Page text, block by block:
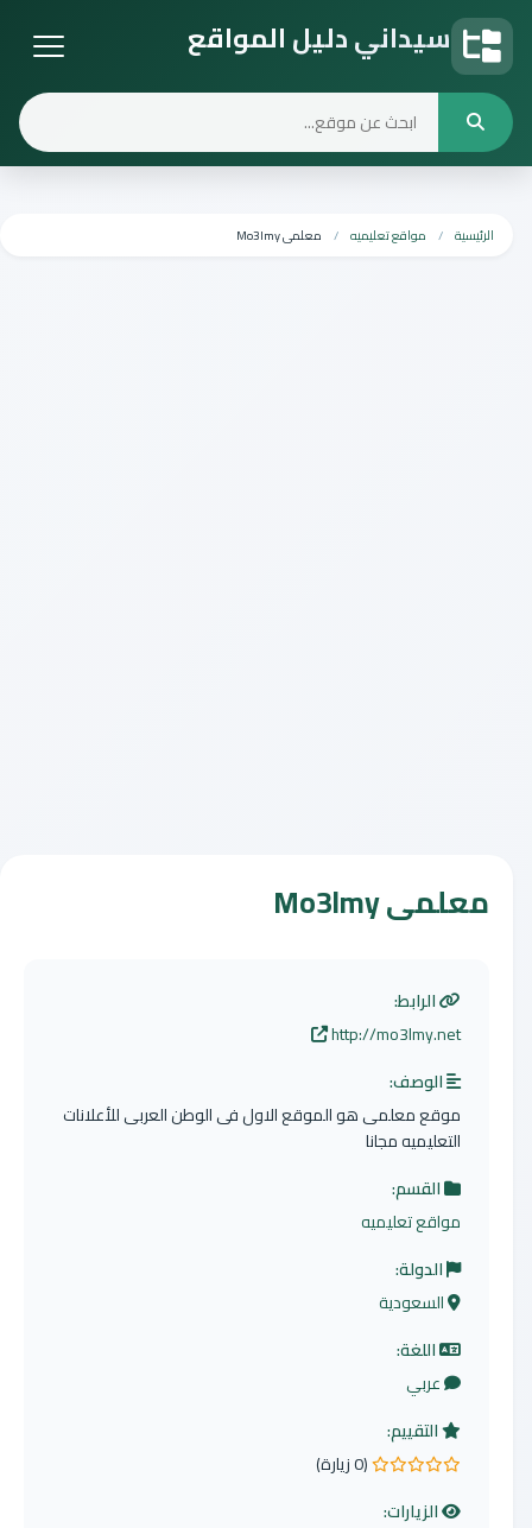
سيداني دليل المواقع
الرئيسية مواقع تعليميه معلمى Mo3lmy
معلمى Mo3lmy
الرابط:
http://mo3lmy.net
الوصف:
موقع معلمى هو الموقع الاول فى الوطن العربى للأعلانات
التعليميه مجانا
القسم:
مواقع تعليميه
الدولة:
السعودية
اللغة:
عربي
التقييم:
0.0 من 5 نجوم
(0 زيارة)
الزيارات: